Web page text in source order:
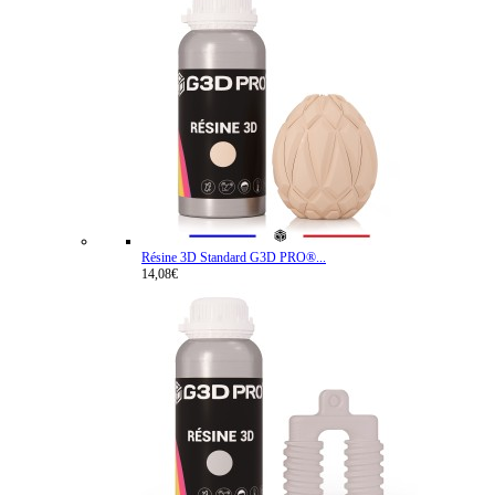
Résine 3D Standard G3D PRO®...
14,08€